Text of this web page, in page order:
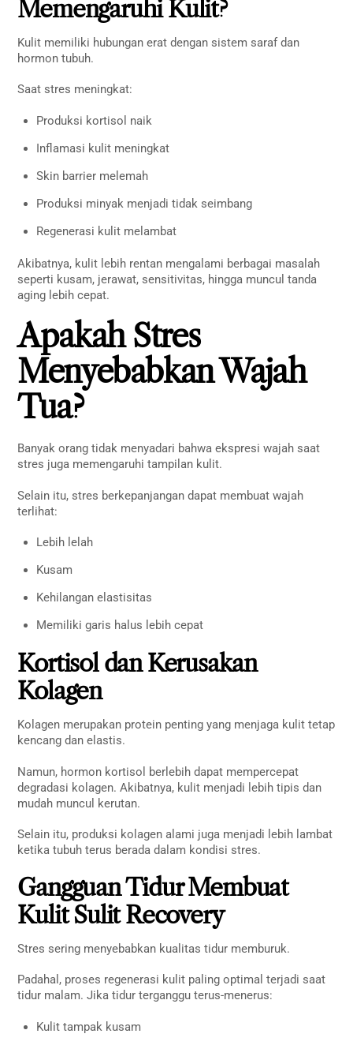
Memengaruhi Kulit?
Kulit memiliki hubungan erat dengan sistem saraf dan
hormon tubuh.
Saat stres meningkat:
Produksi kortisol naik
Inflamasi kulit meningkat
Skin barrier melemah
Produksi minyak menjadi tidak seimbang
Regenerasi kulit melambat
Akibatnya, kulit lebih rentan mengalami berbagai masalah
seperti kusam, jerawat, sensitivitas, hingga muncul tanda
aging lebih cepat.
Apakah Stres
Menyebabkan Wajah
Tua?
Banyak orang tidak menyadari bahwa ekspresi wajah saat
stres juga memengaruhi tampilan kulit.
Selain itu, stres berkepanjangan dapat membuat wajah
terlihat:
Lebih lelah
Kusam
Kehilangan elastisitas
Memiliki garis halus lebih cepat
Kortisol dan Kerusakan
Kolagen
Kolagen merupakan protein penting yang menjaga kulit tetap
kencang dan elastis.
Namun, hormon kortisol berlebih dapat mempercepat
degradasi kolagen. Akibatnya, kulit menjadi lebih tipis dan
mudah muncul kerutan.
Selain itu, produksi kolagen alami juga menjadi lebih lambat
ketika tubuh terus berada dalam kondisi stres.
Gangguan Tidur Membuat
Kulit Sulit Recovery
Stres sering menyebabkan kualitas tidur memburuk.
Padahal, proses regenerasi kulit paling optimal terjadi saat
tidur malam. Jika tidur terganggu terus-menerus:
Kulit tampak kusam